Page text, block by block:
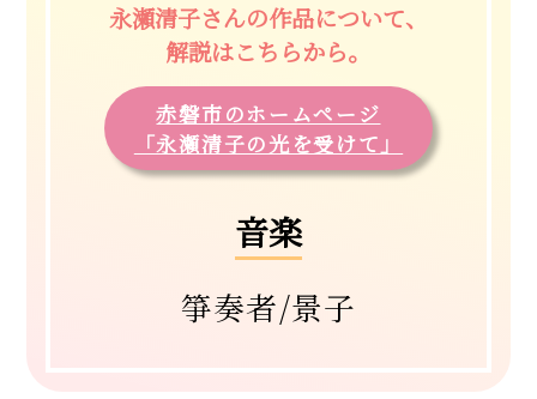
永瀬清子さんの作品について、
解説はこちらから。
赤磐市のホームページ
「永瀬清子の光を受けて」
音楽
箏奏者/景子